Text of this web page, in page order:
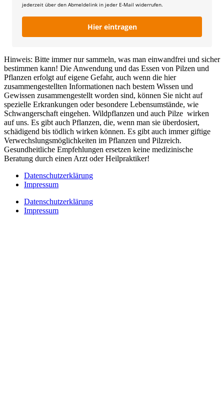
jederzeit über den Abmeldelink in jeder E-Mail widerrufen.
Hier eintragen
Hinweis: Bitte immer nur sammeln, was man einwandfrei und sicher
bestimmen kann! Die Anwendung und das Essen von Pilzen und
Pflanzen erfolgt auf eigene Gefahr, auch wenn die hier
zusammengestellten Informationen nach bestem Wissen und
Gewissen zusammengestellt worden sind, können Sie nicht auf
spezielle Erkrankungen oder besondere Lebensumstände, wie
Schwangerschaft eingehen. Wildpflanzen und auch Pilze wirken
auf uns. Es gibt auch Pflanzen, die, wenn man sie überdosiert,
schädigend bis tödlich wirken können. Es gibt auch immer giftige
Verwechslungsmöglichkeiten im Pflanzen und Pilzreich.
Gesundheitliche Empfehlungen ersetzen keine medizinische
Beratung durch einen Arzt oder Heilpraktiker!
Datenschutzerklärung
Impressum
Datenschutzerklärung
Impressum